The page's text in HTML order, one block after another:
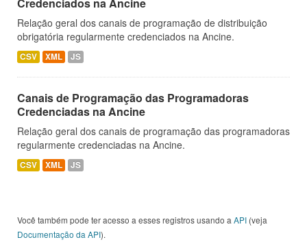
Relação geral dos canais de programação de distribuição
obrigatória regularmente credenciados na Ancine.
CSV XML JS
Canais de Programação das Programadoras
Credenciadas na Ancine
Relação geral dos canais de programação das programadoras
regularmente credenciadas na Ancine.
CSV XML JS
Você também pode ter acesso a esses registros usando a API (veja
Documentação da API).